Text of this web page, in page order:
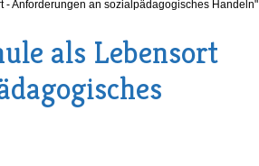
Anforderungen an sozialpädagogisches Handeln"
als Lebensort